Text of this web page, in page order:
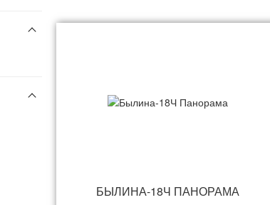
БЫЛИНА-18Ч ПАНОРАМА